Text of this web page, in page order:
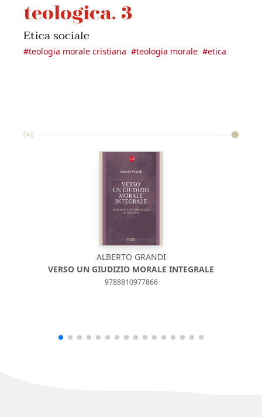
teologica. 3
Etica sociale
#teologia morale cristiana #teologia morale #etica
ALBERTO GRANDI
VERSO UN GIUDIZIO MORALE INTEGRALE
9788810977866